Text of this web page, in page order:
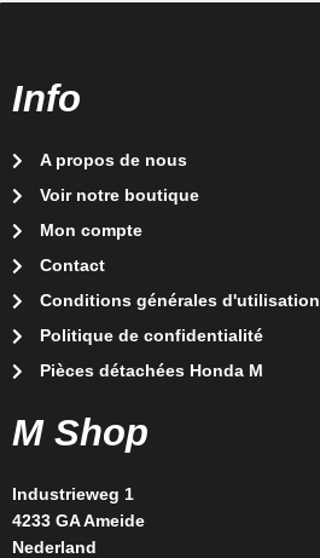
Info
A propos de nous
Voir notre boutique
Mon compte
Contact
Conditions générales d'utilisation
Politique de confidentialité
Pièces détachées Honda M
M Shop
Industrieweg 1
4233 GA Ameide
Nederland